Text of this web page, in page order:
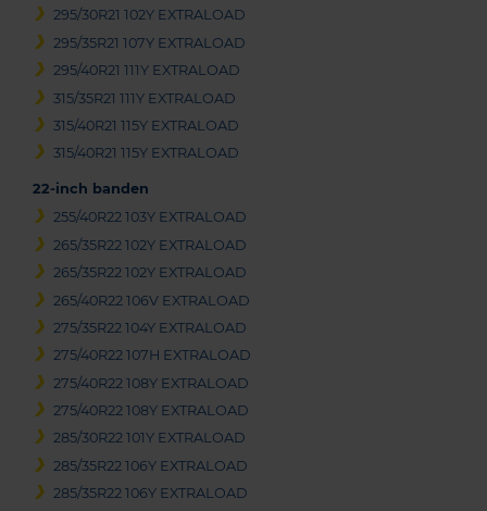
295/30R21 102Y EXTRALOAD
295/35R21 107Y EXTRALOAD
295/40R21 111Y EXTRALOAD
315/35R21 111Y EXTRALOAD
315/40R21 115Y EXTRALOAD
315/40R21 115Y EXTRALOAD
22-inch banden
255/40R22 103Y EXTRALOAD
265/35R22 102Y EXTRALOAD
265/35R22 102Y EXTRALOAD
265/40R22 106V EXTRALOAD
275/35R22 104Y EXTRALOAD
275/40R22 107H EXTRALOAD
275/40R22 108Y EXTRALOAD
275/40R22 108Y EXTRALOAD
285/30R22 101Y EXTRALOAD
285/35R22 106Y EXTRALOAD
285/35R22 106Y EXTRALOAD